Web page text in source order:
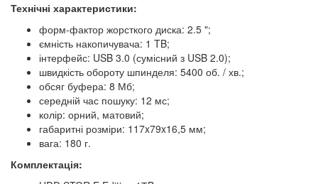
Технічні характеристики:
форм-фактор жорсткого диска: 2.5 ";
ємність накопичувача: 1 TB;
інтерфейс: USB 3.0 (сумісний з USB 2.0);
швидкість обороту шпинделя: 5400 об. / хв.;
обсяг буфера: 8 Мб;
середній час пошуку: 12 мс;
колір: орний, матовий;
габаритні розміри: 117x79x16,5 мм;
вага: 180 г.
Комплектація: